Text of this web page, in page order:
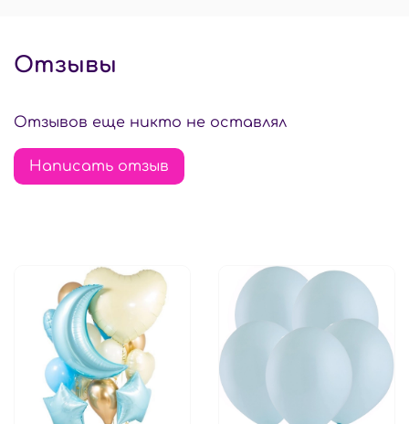
Отзывы
Отзывов еще никто не оставлял
Написать отзыв